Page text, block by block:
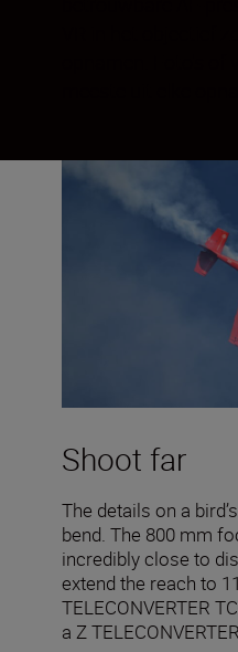
Shoot far
The details on a
bend. The 800 mm
incredibly close to
extend the reach to
TELECONVERTER
a Z